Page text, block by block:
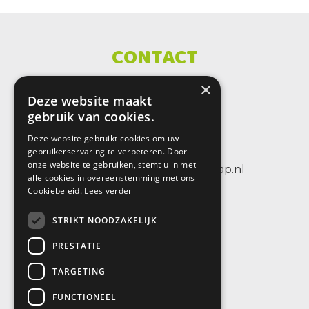
CONTACT
SBO De Wenteltrap
Sint Petersburglaan 25
tel.: +31 (0)30 6884656
e-mail: info@sbodewenteltrap.nl
×
Deze website maakt
gebruik van cookies.
Deze website gebruikt cookies om uw
gebruikerservaring te verbeteren. Door
onze website te gebruiken, stemt u in met
alle cookies in overeenstemming met ons
Cookiebeleid. Lees verder
STRIKT NOODZAKELIJK
PRESTATIE
TARGETING
FUNCTIONEEL